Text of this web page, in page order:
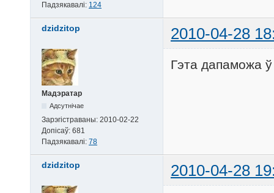
Падзякавалі: 124
dzidzitop 2010-04-28
Мадэратар
Адсутнічае
Зарэгістраваны: 2010-02-22
Допісаў: 681
Падзякавалі: 78
Гэта дапаможа ў
dzidzitop 2010-04-28